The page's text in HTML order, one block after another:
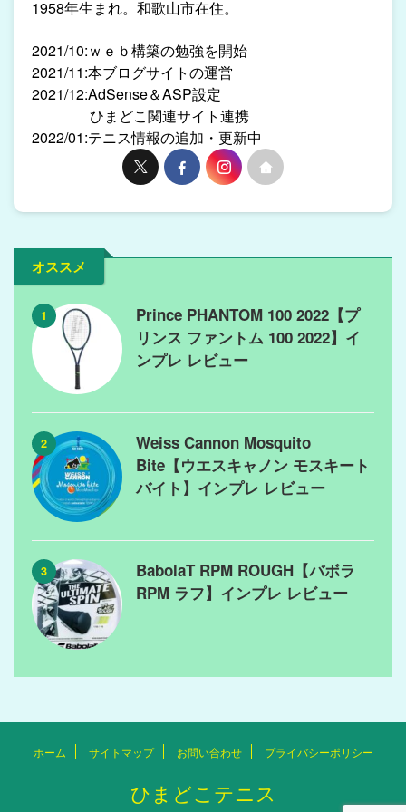
1958年生まれ。和歌山市在住。
2021/10:ｗｅｂ構築の勉強を開始
2021/11:本ブログサイトの運営
2021/12:AdSense＆ASP設定
ひまどこ関連サイト連携
2022/01:テニス情報の追加・更新中
オススメ
1
Prince PHANTOM 100 2022【プ
リンス ファントム 100 2022】イ
ンプレ レビュー
2
Weiss Cannon Mosquito
Bite【ウエスキャノン モスキート
バイト】インプレ レビュー
3
BabolaT RPM ROUGH【バボラ
RPM ラフ】インプレ レビュー
ホーム サイトマップ お問い合わせ プライバシーポリシー
ひまどこテニス